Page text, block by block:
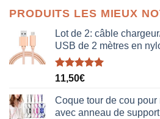
était :
38,00€.
est :
19,00€.
PRODUITS LES MIEUX
Lot de 2: câble
USB de 2 mètres en
Note5.00
11,50€
Coque tour de cou
avec anneau de